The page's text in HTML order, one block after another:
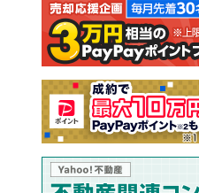
注文住宅
売却査定